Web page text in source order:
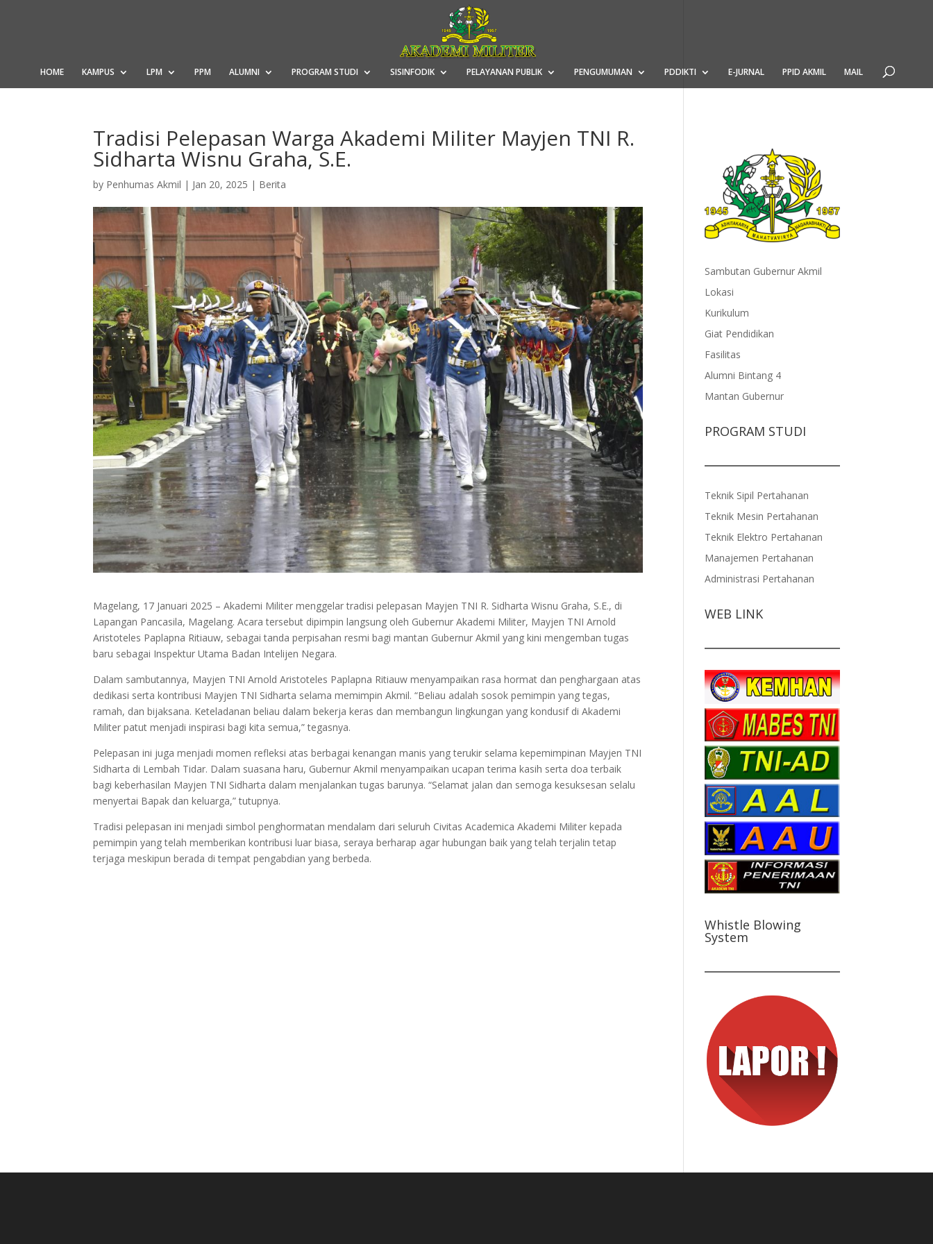
HOME KAMPUS LPM PPM ALUMNI PROGRAM STUDI SISINFODIK PELAYANAN PUBLIK PENGUMUMAN PDDIKTI E-JURNAL PPID AKMIL MAIL
Tradisi Pelepasan Warga Akademi Militer Mayjen TNI R.
Sidharta Wisnu Graha, S.E.
by Penhumas Akmil | Jan 20, 2025 | Berita
Magelang, 17 Januari 2025 – Akademi Militer menggelar tradisi pelepasan Mayjen TNI R. Sidharta Wisnu Graha, S.E., di
Lapangan Pancasila, Magelang. Acara tersebut dipimpin langsung oleh Gubernur Akademi Militer, Mayjen TNI Arnold
Aristoteles Paplapna Ritiauw, sebagai tanda perpisahan resmi bagi mantan Gubernur Akmil yang kini mengemban tugas
baru sebagai Inspektur Utama Badan Intelijen Negara.
Dalam sambutannya, Mayjen TNI Arnold Aristoteles Paplapna Ritiauw menyampaikan rasa hormat dan penghargaan atas
dedikasi serta kontribusi Mayjen TNI Sidharta selama memimpin Akmil. “Beliau adalah sosok pemimpin yang tegas,
ramah, dan bijaksana. Keteladanan beliau dalam bekerja keras dan membangun lingkungan yang kondusif di Akademi
Militer patut menjadi inspirasi bagi kita semua,” tegasnya.
Pelepasan ini juga menjadi momen refleksi atas berbagai kenangan manis yang terukir selama kepemimpinan Mayjen TNI
Sidharta di Lembah Tidar. Dalam suasana haru, Gubernur Akmil menyampaikan ucapan terima kasih serta doa terbaik
bagi keberhasilan Mayjen TNI Sidharta dalam menjalankan tugas barunya. “Selamat jalan dan semoga kesuksesan selalu
menyertai Bapak dan keluarga,” tutupnya.
Tradisi pelepasan ini menjadi simbol penghormatan mendalam dari seluruh Civitas Academica Akademi Militer kepada
pemimpin yang telah memberikan kontribusi luar biasa, seraya berharap agar hubungan baik yang telah terjalin tetap
terjaga meskipun berada di tempat pengabdian yang berbeda.
Sambutan Gubernur Akmil
Lokasi
Kurikulum
Giat Pendidikan
Fasilitas
Alumni Bintang 4
Mantan Gubernur
PROGRAM STUDI
Teknik Sipil Pertahanan
Teknik Mesin Pertahanan
Teknik Elektro Pertahanan
Manajemen Pertahanan
Administrasi Pertahanan
WEB LINK
Whistle Blowing
System